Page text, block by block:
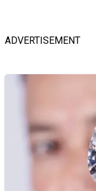
ADVERTISEMENT